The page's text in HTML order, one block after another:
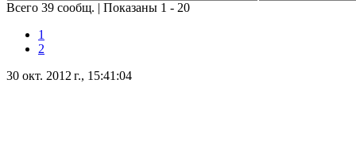
Всего 39 сообщ. | Показаны 1 - 20
1
2
30 окт. 2012 г., 15:41:04